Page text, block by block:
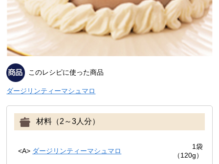
このレシピに使った商品
ダージリンティーマシュマロ
材料（2～3人分）
<A> ダージリンティーマシュマロ
1袋
（120g）